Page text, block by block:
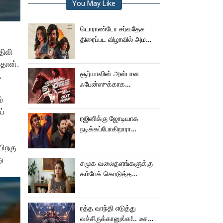
You May Like
டொராண்டோ சர்வதேச
திரைப்பட விழாவில் அமலா
சூர்யாவின் அன்பான
ஃபேன்ஸுக்காக
ரஜினிக்கு ஜோடியாக
நடிக்கப்போகிறாரா
சமூக வலைதளங்களுக்கு
கம்பேக் கொடுத்த
ரத்த வாந்தி எடுத்து
வச்சிருக்கானுங்க!.. டீசரை